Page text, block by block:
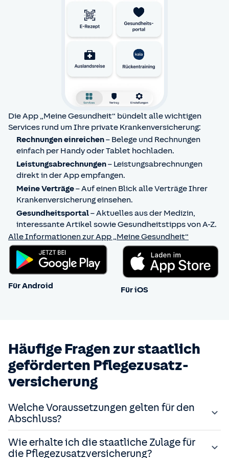
Die App „Meine Gesundheit“ bündelt alle wichtigen
Services rund um Ihre private Krankenversicherung:
Rechnungen einreichen– Belege und Rechnungen
einfach per Handy oder Tablet hochladen.
Leistungsabrechnungen– Leistungsabrechnungen
direkt in der App empfangen.
Meine Verträge– Auf einen Blick alle Verträge Ihrer
Krankenversicherung einsehen.
Gesundheitsportal– Aktuelles aus der Medizin,
interessante Artikel sowie Gesundheitstipps von A-Z.
Alle Informationen zur App „Meine Gesundheit“
Für Android Für iOS
Häufige Fragen zur staatlich
geförderten Pflegezusatz­
versicherung
Welche Voraussetzungen gelten für den
Abschluss?
Bei Vertragsabschluss dürfen Sie noch keine Leistungen
aus der gesetzlichen Pflegepflichtversicherung beziehen
Wie erhalte ich die staatliche Zulage für
die Pflegezusatz­versicherung?